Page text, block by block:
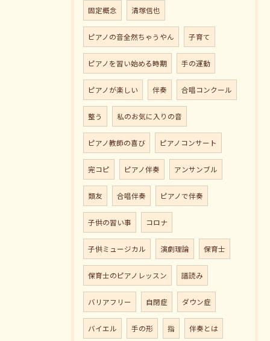
固定概念 清塚信也
ピアノの音全然ちゃうやん 子育て
ピアノを習い始める時期 手の運動
ピアノが楽しい 伴奏 合唱コンクール
整う 私のお気に入りの音
ピアノ教師の喜び ピアノコンサート
完コピ ピアノ伴奏 アンサンブル
類友 合唱伴奏 ピアノで伴奏
子供の習い事 コロナ
子供ミュージカル 演劇理論 保育士
保育士のピアノレッスン 譜読み
バリアフリー 自閉症 ダウン症
バイエル 手の形 指 伴奏とは